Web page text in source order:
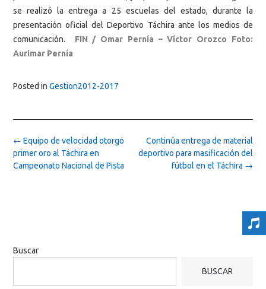
se realizó la entrega a 25 escuelas del estado, durante la
presentación oficial del Deportivo Táchira ante los medios de
comunicación. FIN / Omar Pernía – Víctor Orozco Foto:
Aurimar Pernía
Posted in Gestion2012-2017
Post
navigation
Continúa entrega de material
deportivo para masificación del
fútbol en el Táchira →
← Equipo de velocidad otorgó
primer oro al Táchira en
Campeonato Nacional de Pista
Buscar
BUSCAR